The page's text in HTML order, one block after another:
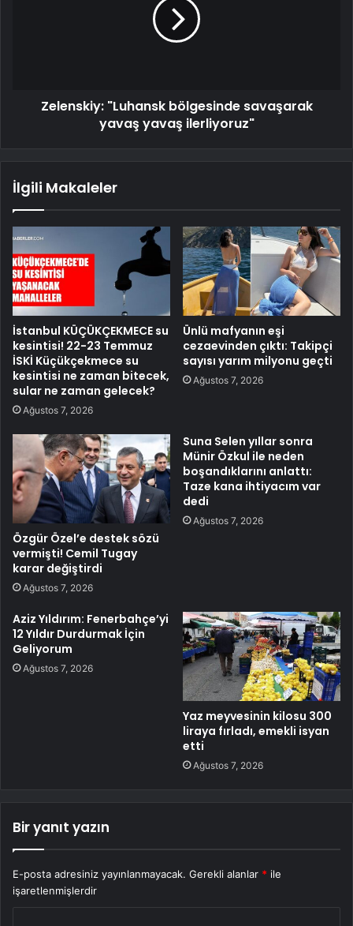
Zelenskiy: "Luhansk bölgesinde savaşarak
yavaş yavaş ilerliyoruz"
İlgili Makaleler
İstanbul KÜÇÜKÇEKMECE su
kesintisi! 22-23 Temmuz
İSKİ Küçükçekmece su
kesintisi ne zaman bitecek,
sular ne zaman gelecek?
Ağustos 7, 2026
Ünlü mafyanın eşi
cezaevinden çıktı: Takipçi
sayısı yarım milyonu geçti
Ağustos 7, 2026
Özgür Özel’e destek sözü
vermişti! Cemil Tugay
karar değiştirdi
Ağustos 7, 2026
Suna Selen yıllar sonra
Münir Özkul ile neden
boşandıklarını anlattı:
Taze kana ihtiyacım var
dedi
Ağustos 7, 2026
Aziz Yıldırım: Fenerbahçe’yi
12 Yıldır Durdurmak İçin
Geliyorum
Ağustos 7, 2026
Yaz meyvesinin kilosu 300
liraya fırladı, emekli isyan
etti
Ağustos 7, 2026
Bir yanıt yazın
E-posta adresiniz yayınlanmayacak. Gerekli alanlar * ile
işaretlenmişlerdir